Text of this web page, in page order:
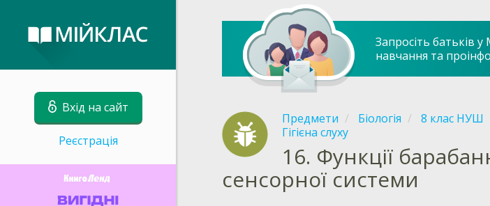
Вхід на сайт
Реєстрація
Запросіть батьків
навчання та
Предмети Біологія 8 клас НУШ
Гігієна слуху
16. Функції
сенсорної системи